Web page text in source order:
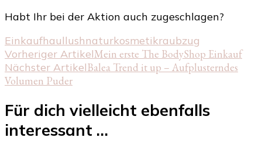
Habt Ihr bei der Aktion auch zugeschlagen?
Einkaufhaullushnaturkosmetikraubzug
Beitragsnavigation
Vorheriger ArtikelMein erste The BodyShop Einkauf
Nächster ArtikelBalea Trend it up – Aufplusterndes
Volumen Puder
Für dich vielleicht ebenfalls
interessant …